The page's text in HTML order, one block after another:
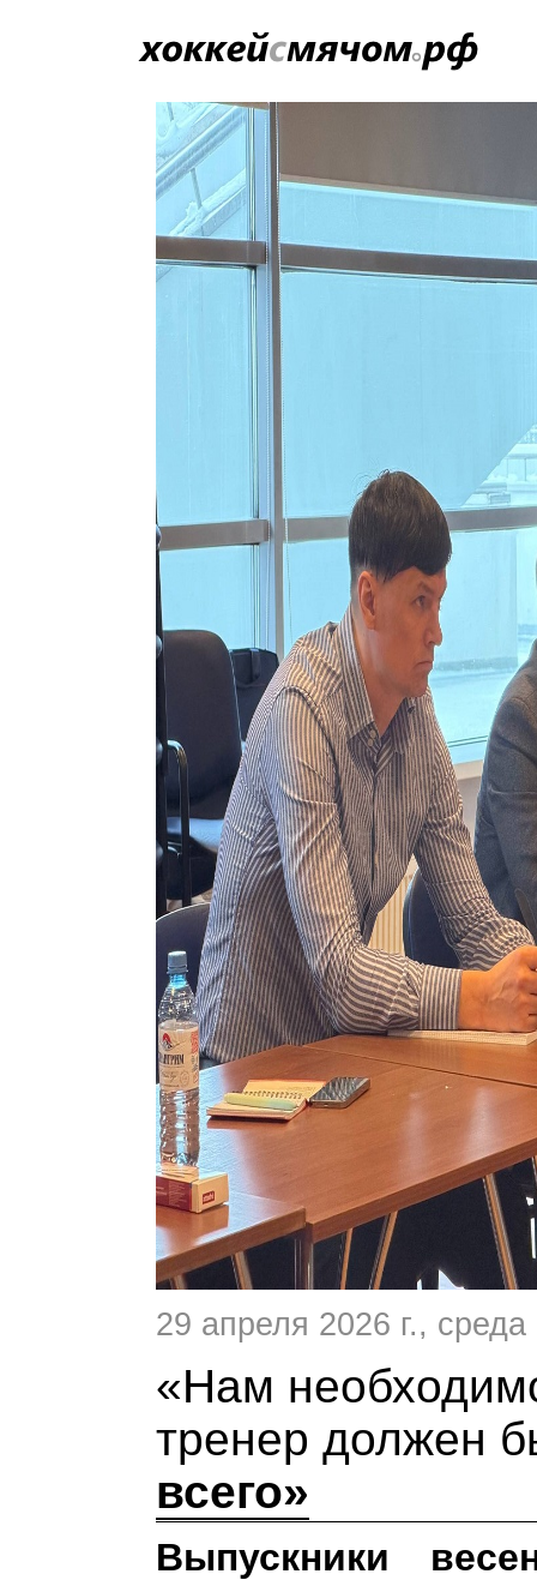
29 апреля 2026 г., среда
«Нам
тренер должен
всего»
Выпускники